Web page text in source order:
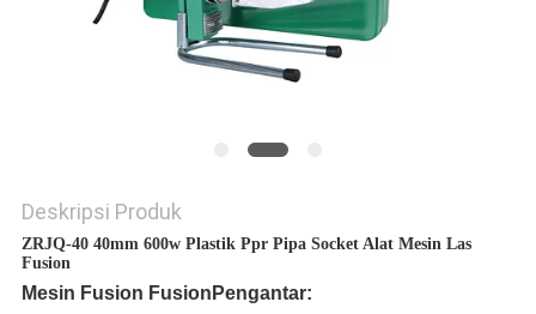
Deskripsi Produk
ZRJQ-40 40mm 600w Plastik Ppr Pipa Socket Alat Mesin Las
Fusion
Mesin Fusion Fusion Pengantar: